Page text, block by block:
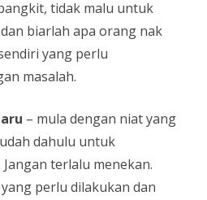
tidak malu untuk
biarlah apa orang nak
yang perlu
masalah.
– mula dengan niat yang
dahulu untuk
terlalu menekan.
perlu dilakukan dan